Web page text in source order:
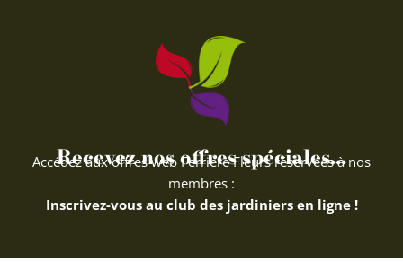
Recevez nos offres spéciales...
Accédez aux offres web Ferriere Fleurs réservées à nos
membres :
Inscrivez-vous au club des jardiniers en ligne !